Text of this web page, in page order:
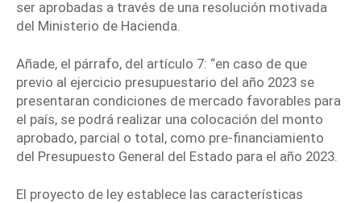
ser aprobadas a través de una resolución motivada
del Ministerio de Hacienda.
Añade, el párrafo, del artículo 7: “en caso de que
previo al ejercicio presupuestario del año 2023 se
presentaran condiciones de mercado favorables para
el país, se podrá realizar una colocación del monto
aprobado, parcial o total, como pre-financiamiento
del Presupuesto General del Estado para el año 2023.
El proyecto de ley establece las características